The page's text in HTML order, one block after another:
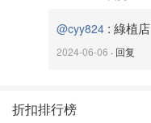
@cyy824 : 綠植店
2024-06-06 · 回复
折扣排行榜